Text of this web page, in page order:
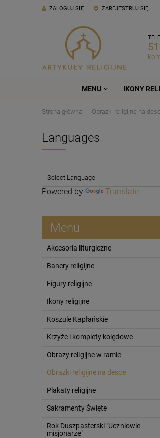
ZAREJESTRUJ SIĘ
ZALOGUJ SIĘ
MENU IKONY
Strona główna Obrazki religijne na
Languages
Powered by Translate
Menu
Akcesoria liturgiczne
Banery religijne
Figury religijne
Ikony religijne
Koszule Kapłańskie
Krzyże i komplety kolędowe
Obrazy religijne w ramie
Obrazki religijne na desce
Plakaty religijne
Sakramenty Święte
Rok Duszpasterski "Uczniowie-
misjonarze"